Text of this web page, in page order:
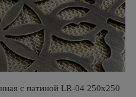
с патиной LR-04 250х250